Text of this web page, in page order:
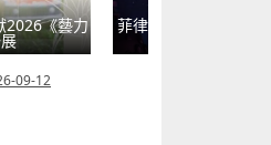
2026《藝力
09-12
菲律賓亮點文創活動